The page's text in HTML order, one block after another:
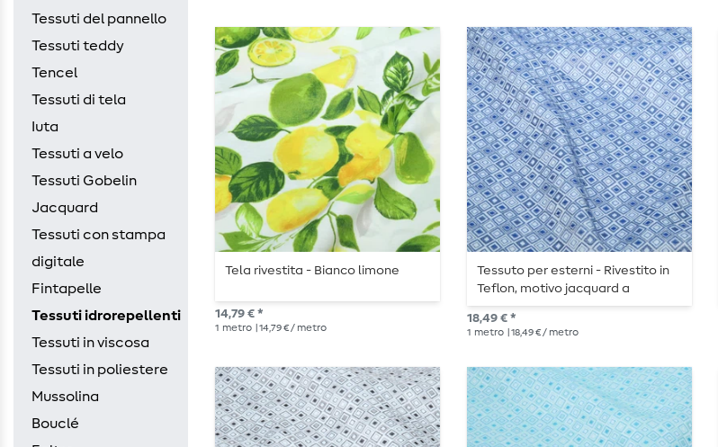
Tessuti del pannello
Tessuti teddy
Tencel
Tessuti di tela
Iuta
Tessuti a velo
Tessuti Gobelin
Jacquard
Tessuti con stampa
digitale
Fintapelle
Tessuti idrorepellenti
Tessuti in viscosa
Tessuti in poliestere
Mussolina
Bouclé
Tela rivestita - Bianco limone
14,79 € *
1 metro | 14,79 € / metro
Tessuto per esterni - Rivestito in
Teflon, motivo jacquard a
quadrati, ecru e blu
18,49 € *
1 metro | 18,49 € / metro